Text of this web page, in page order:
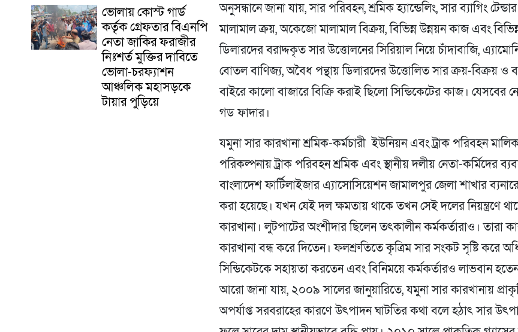
ভোলায় কোস্ট গার্ড
কর্তৃক গ্রেফতার বিএনপি
নেতা জাকির ফরাজীর
নিঃশর্ত মুক্তির দাবিতে
ভোলা-চরফ্যাশন
আঞ্চলিক মহাসড়কে
টায়ার পুড়িয়ে
অনুসন্ধানে জানা যায়, সার পরিবহন, শ্রমিক হ্যান্ডেলিং, সার ব্যাগিং
মালামাল ক্রয়, অকেজো মালামাল বিক্রয়, বিভিন্ন উন্নয়ন কাজ এবং
ডিলারদের বরাদ্দকৃত সার উত্তোলনের সিরিয়াল নিয়ে চাঁদাবাজি,
বোতল বাণিজ্য, অবৈধ পন্থায় ডিলারদের উত্তোলিত সার ক্রয়-বিক্রয় ও
বাইরে কালো বাজারে বিক্রি করাই ছিলো সিন্ডিকেটের কাজ। যেসবের
গড ফাদার।
যমুনা সার কারখানা শ্রমিক-কর্মচারী ইউনিয়ন এবং ট্রাক পরিবহন
পরিকল্পনায় ট্রাক পরিবহন শ্রমিক এবং স্থানীয় দলীয় নেতা-কর্মিদের
বাংলাদেশ ফার্টিলাইজার এ্যাসোসিয়েশন জামালপুর জেলা শাখার
করা হয়েছে। যখন যেই দল ক্ষমতায় থাকে তখন সেই দলের নিয়ন্ত্রণে
কারখানা। লুটপাটের অংশীদার ছিলেন তৎকালীন কর্মকর্তারাও। তারা
কারখানা বন্ধ করে দিতেন। ফলশ্রুতিতে কৃত্রিম সার সংকট সৃষ্টি করে
সিন্ডিকেটকে সহায়তা করতেন এবং বিনিময়ে কর্মকর্তারও লাভবান
আরো জানা যায়, ২০০৯ সালের জানুয়ারিতে, যমুনা সার কারখানায়
অপর্যাপ্ত সরবরাহের কারণে উৎপাদন ঘাটতির কথা বলে হঠাৎ সার